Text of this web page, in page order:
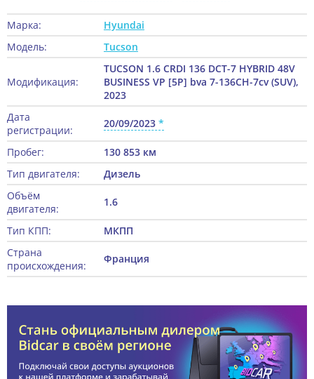
Марка:
Hyundai
Модель:
Tucson
Модификация:
TUCSON 1.6 CRDI 136 DCT-7 HYBRID 48V
BUSINESS VP [5P] bva 7-136CH-7cv (SUV),
2023
Дата
регистрации:
20/09/2023
Пробег:
130 853 км
Тип двигателя:
Дизель
Объём
двигателя:
1.6
Тип КПП:
МКПП
Страна
происхождения:
Франция